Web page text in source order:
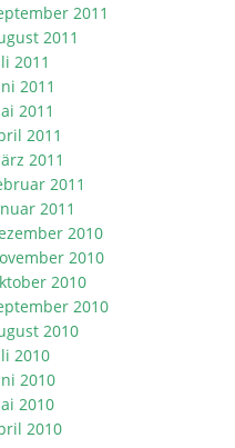
2011
2011
2011
2011
2011
2011
2011
2011
2011
2010
2010
2010
2010
2010
2010
2010
2010
2010